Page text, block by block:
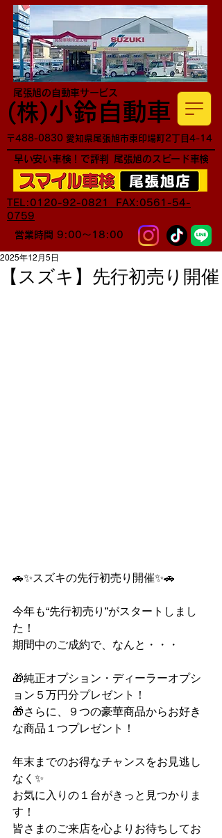
TEL:0120-92-0821 FAX:0561-54-
0759
営業時間 9:00～18:00
​(株)小鈴自動車
尾張旭の自動車サービス
早い安い車検！で評判 尾張旭のスピード車検
〒488-0830 愛知県尾張旭市東印場町2丁目4-14
【スズキ】先行初売り開催
2025年12月5日
🚗✨スズキの先行初売り開催✨🚗
今年も“先行初売り”がスタートしまし
た！
期間中のご成約で、なんと・・・
🎁純正オプション・ディーラーオプシ
ョン５万円分プレゼント！
🎁さらに、９つの豪華商品からお好き
な商品１つプレゼント！
年末までのお得なチャンスをお見逃し
なく✨
お気に入りの１台がきっと見つかりま
す！
皆さまのご来店を心よりお待ちしてお